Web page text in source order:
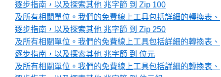
逐步指南，以及探索其他 兆字節 到 Zip 100
及所有相關單位。我們的免費線上工具包括詳細的轉換表、
逐步指南，以及探索其他 兆字節 到 Zip 250
及所有相關單位。我們的免費線上工具包括詳細的轉換表、
逐步指南，以及探索其他 兆字節 到 位元
及所有相關單位。我們的免費線上工具包括詳細的轉換表、